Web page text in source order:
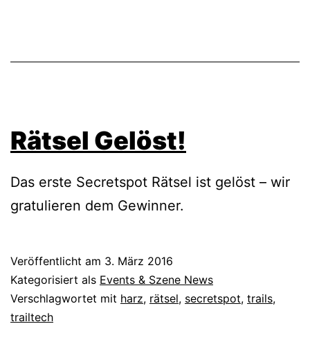
Rätsel Gelöst!
Das erste Secretspot Rätsel ist gelöst – wir
gratulieren dem Gewinner.
Veröffentlicht am 3. März 2016
Kategorisiert als Events & Szene News
Verschlagwortet mit harz, rätsel, secretspot, trails,
trailtech